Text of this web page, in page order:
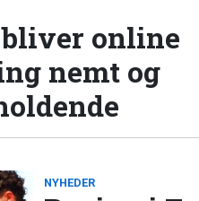
bliver online
nemt og
NYHEDER